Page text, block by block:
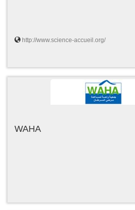
http://www.science-accueil.org/
WAHA